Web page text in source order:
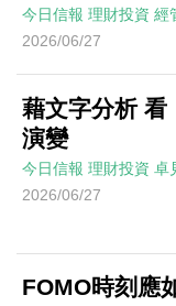
今日信報 理財投資 經
2026/06/27
藉文字分析 看
演變
今日信報 理財投資 卓
2026/06/27
FOMO時刻應